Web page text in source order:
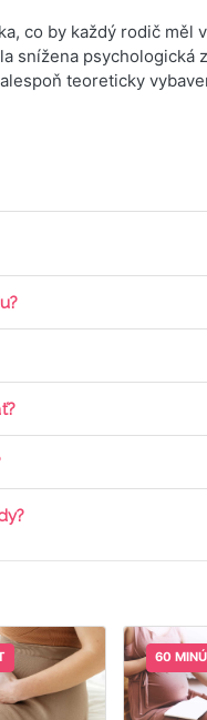
co by každý rodič měl
snížena psychologická
teoreticky
cez web-stránku
po dobu 7 dní. Pre
ponuku kurzov a tried.
mobil, nie je k tomu
na dodatočný
60